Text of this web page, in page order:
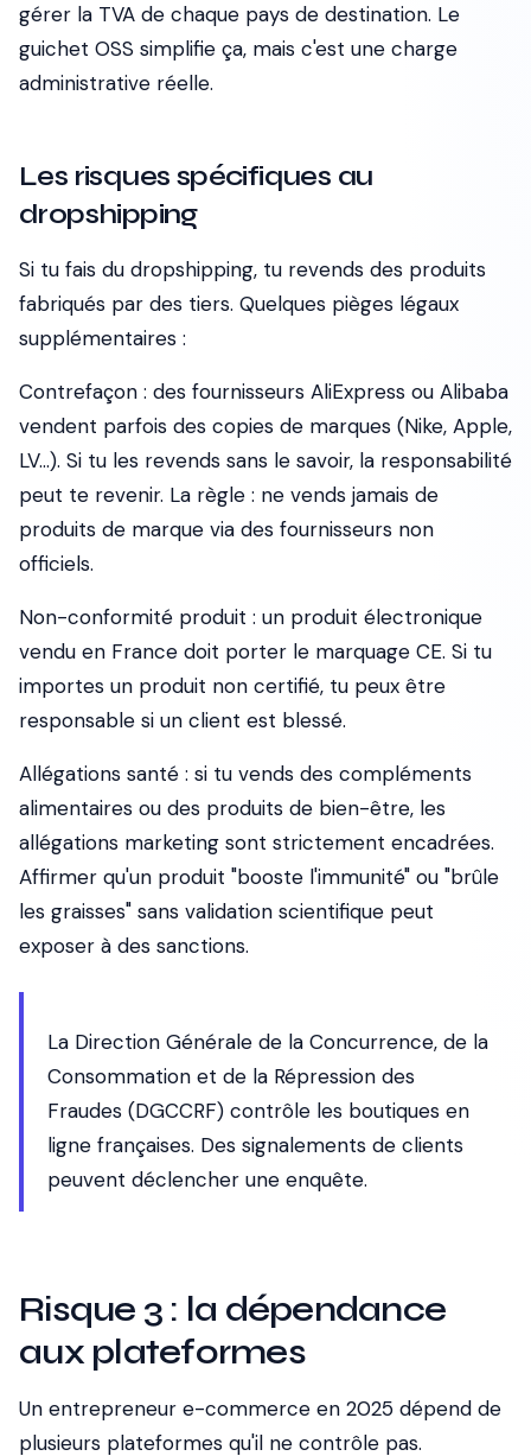
gérer la TVA de chaque pays de destination. Le
guichet OSS simplifie ça, mais c'est une charge
administrative réelle.
Les risques spécifiques au
dropshipping
Si tu fais du dropshipping, tu revends des produits
fabriqués par des tiers. Quelques pièges légaux
supplémentaires :
Contrefaçon : des fournisseurs AliExpress ou Alibaba
vendent parfois des copies de marques (Nike, Apple,
LV...). Si tu les revends sans le savoir, la responsabilité
peut te revenir. La règle : ne vends jamais de
produits de marque via des fournisseurs non
officiels.
Non-conformité produit : un produit électronique
vendu en France doit porter le marquage CE. Si tu
importes un produit non certifié, tu peux être
responsable si un client est blessé.
Allégations santé : si tu vends des compléments
alimentaires ou des produits de bien-être, les
allégations marketing sont strictement encadrées.
Affirmer qu'un produit "booste l'immunité" ou "brûle
les graisses" sans validation scientifique peut
exposer à des sanctions.
La Direction Générale de la Concurrence, de la
Consommation et de la Répression des
Fraudes (DGCCRF) contrôle les boutiques en
ligne françaises. Des signalements de clients
peuvent déclencher une enquête.
Risque 3 : la dépendance
aux plateformes
Un entrepreneur e-commerce en 2025 dépend de
plusieurs plateformes qu'il ne contrôle pas.